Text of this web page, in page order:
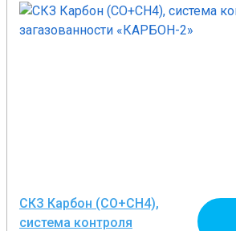
СКЗ Карбон (СО+CH4),
система контроля